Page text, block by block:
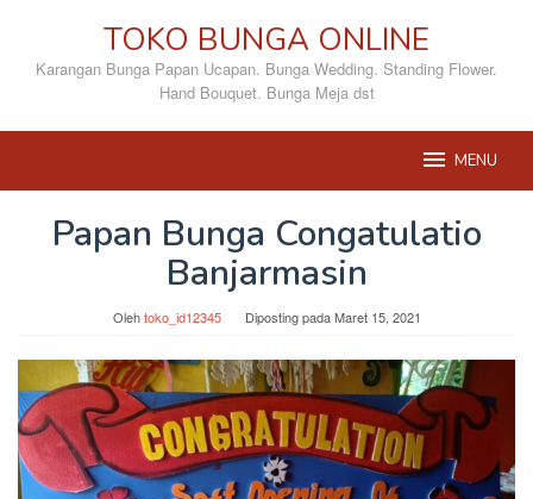
konten
TOKO BUNGA ONLINE
Karangan Bunga Papan Ucapan. Bunga Wedding. Standing Flower.
Hand Bouquet. Bunga Meja dst
MENU
Papan Bunga Congatulatio
Banjarmasin
Olehtoko_id12345 Diposting padaMaret 15, 2021